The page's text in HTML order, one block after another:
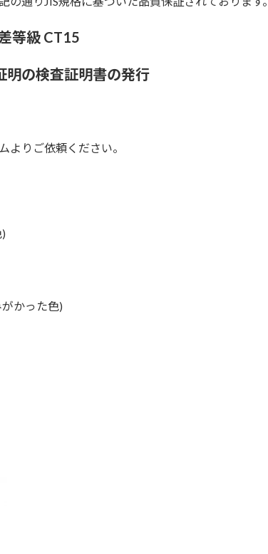
等級 CT15
明の検査証明書の発行
りご依頼ください。
かった色)